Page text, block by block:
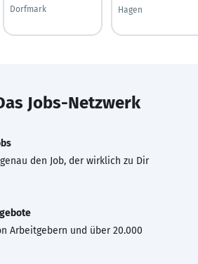
Dorfmark
Hagen
Jobs-Netzwerk
den Job, der wirklich zu Dir
Arbeitgebern und über 20.000